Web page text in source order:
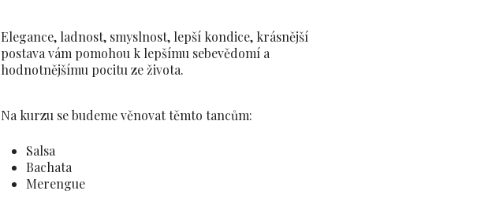
Elegance, ladnost, smyslnost, lepší kondice, krásnější
postava vám pomohou k lepšímu sebevědomí a
hodnotnějšímu pocitu ze života.
Na kurzu se budeme věnovat těmto tancům:
Salsa
Bachata
Merengue